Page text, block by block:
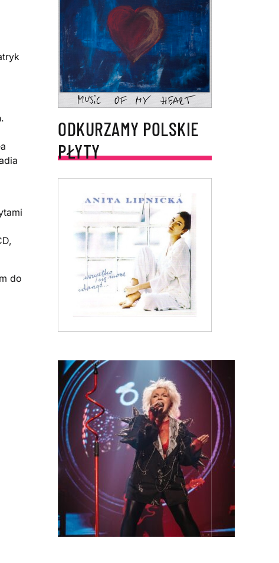
do
ODKURZAMY POLSKIE
PŁYTY